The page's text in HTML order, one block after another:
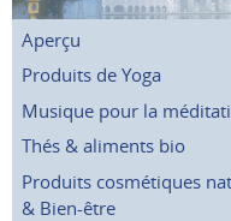
Aperçu
Produits de Yoga
Musique pour la
Thés & aliments bio
Produits cosmétiques
& Bien-être